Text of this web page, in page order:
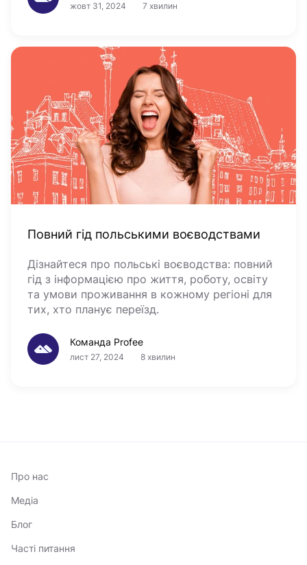
жовт 31, 2024 7 хвилин
Повний гід польськими воєводствами
Дізнайтеся про польські воєводства: повний
гід з інформацією про життя, роботу, освіту
та умови проживання в кожному регіоні для
тих, хто планує переїзд.
Команда Profee
лист 27, 2024 8 хвилин
Про нас
Медіа
Блог
Часті питання